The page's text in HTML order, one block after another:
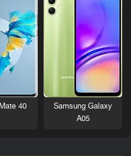
Samsung Galaxy
A05
40